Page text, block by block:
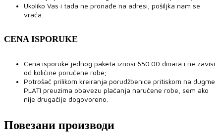
Ukoliko Vas i tada ne pronađe na adresi, pošiljka nam se
vraća.
CENA ISPORUKE
Cena isporuke jednog paketa iznosi 650.00 dinara i ne zavisi
od količine poručene robe;
Potrošač prilikom kreiranja porudžbenice pritiskom na dugme
PLATI preuzima obavezu plaćanja naručene robe, sem ako
nije drugačije dogovoreno.
Повезани производи